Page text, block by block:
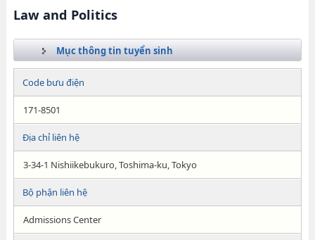
Law and Politics
Mục thông tin tuyển sinh
Code bưu điện
171-8501
Địa chỉ liên hệ
3-34-1 Nishiikebukuro, Toshima-ku, Tokyo
Bộ phận liên hệ
Admissions Center